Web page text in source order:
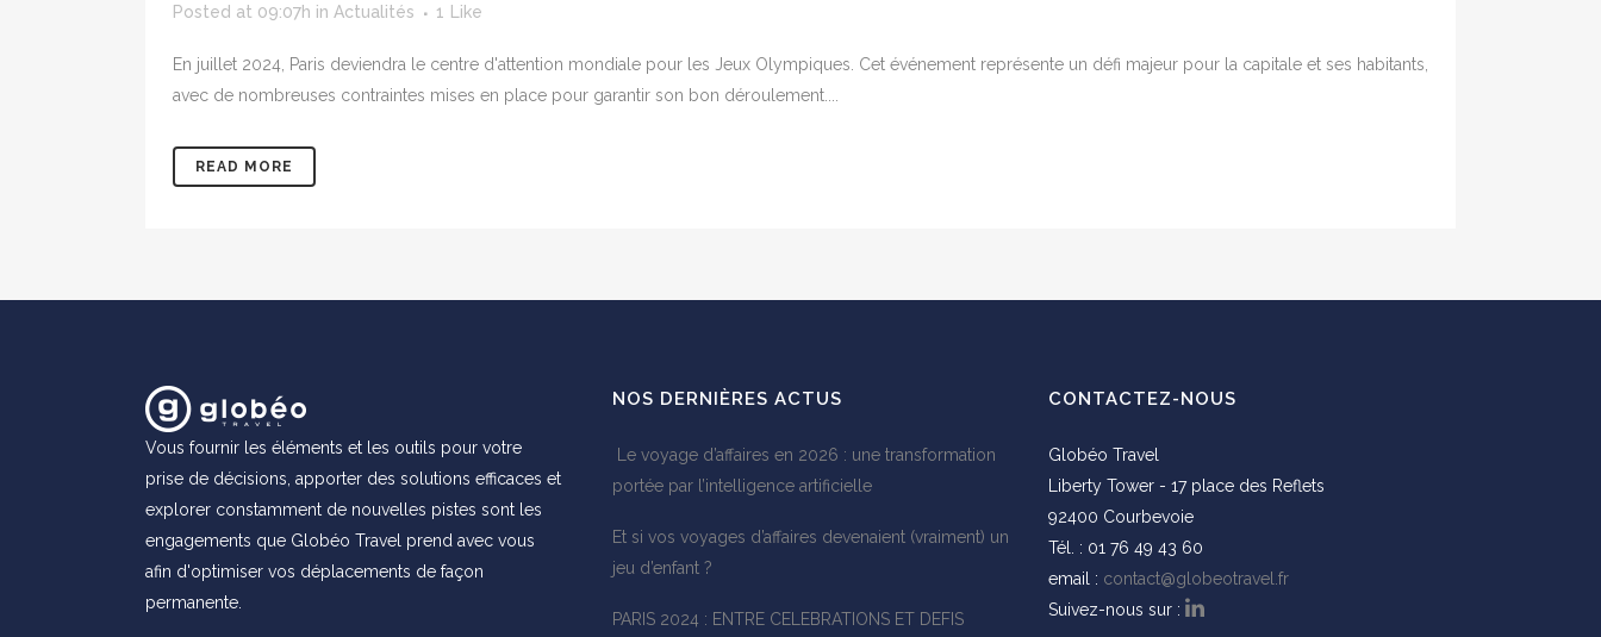
Posted at 09:07h in Actualités 1 Like
En juillet 2024, Paris deviendra le centre d'attention mondiale pour les Jeux Olympiques. Cet événement représente un défi majeur pour la capitale et ses habitants,
avec de nombreuses contraintes mises en place pour garantir son bon déroulement....
READ MORE
Vous fournir les éléments et les outils pour votre
prise de décisions, apporter des solutions efficaces et
explorer constamment de nouvelles pistes sont les
engagements que Globéo Travel prend avec vous
afin d'optimiser vos déplacements de façon
permanente.
NOS DERNIÈRES ACTUS
Le voyage d’affaires en 2026 : une transformation
portée par l’intelligence artificielle
Et si vos voyages d’affaires devenaient (vraiment) un
jeu d’enfant ?
PARIS 2024 : ENTRE CELEBRATIONS ET DEFIS
CONTACTEZ-NOUS
Globéo Travel
Liberty Tower - 17 place des Reflets
92400 Courbevoie
Tél. : 01 76 49 43 60
email : contact@globeotravel.fr
Suivez-nous sur :